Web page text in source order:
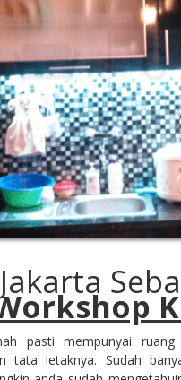
pasti mempunyai
tata letaknya. Sudah